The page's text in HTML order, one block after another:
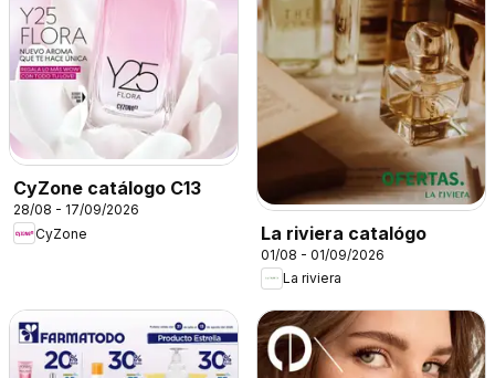
CyZone catálogo C13
28/08 - 17/09/2026
CyZone
La riviera catalógo
01/08 - 01/09/2026
La riviera